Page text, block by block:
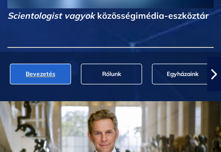
Scientologist vagyokközösségimédia-eszköztár
Bevezetés Rólunk Egyházaink